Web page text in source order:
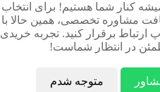
کنار شما هستیم! برای انتخاب
مشاوره تخصصی، همین حالا با
ارتباط برقرار کنید. تجربه خریدی
در انتظار شماست!
متوجه شدم